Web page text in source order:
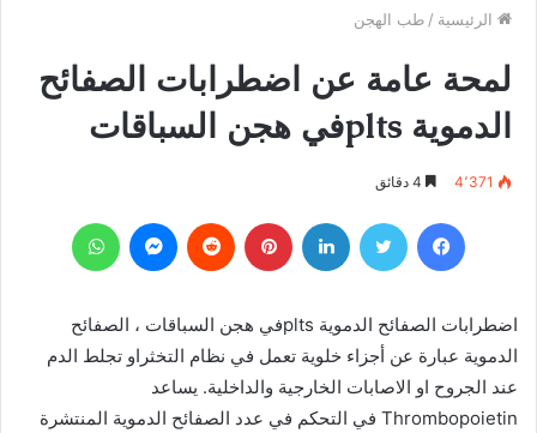
الرئيسية / طب الهجن
لمحة عامة عن اضطرابات الصفائح
الدموية pltsفي هجن السباقات
4٬371
اضطرابات الصفائح الدموية pltsفي هجن السباقات ، الصفائح
الدموية عبارة عن أجزاء خلوية تعمل في نظام التخثراو تجلط الدم
عند الجروح او الاصابات الخارجية والداخلية. يساعد
Thrombopoietin في التحكم في عدد الصفائح الدموية المنتشرة